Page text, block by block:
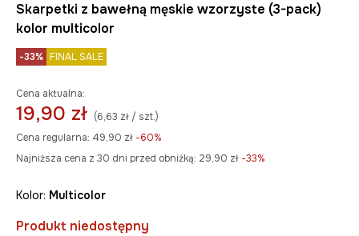
Skarpetki z bawełną męskie wzorzyste (3-pack)
kolor multicolor
-33% FINAL SALE
Cena aktualna:
19,90 zł (6,63 zł / szt.)
Cena regularna: 49,90 zł -60%
Najniższa cena z 30 dni przed obniżką: 29,90 zł -33%
Kolor: multicolor
Produkt niedostępny